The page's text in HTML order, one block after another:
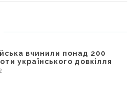
вчинили понад 200
українського довкілля